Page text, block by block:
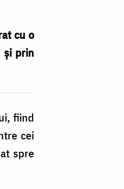
cu o
și prin
fiind
cei
spre